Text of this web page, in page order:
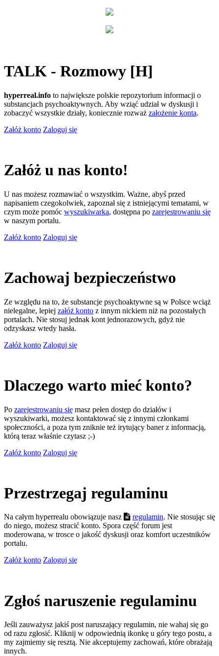
TALK - Rozmowy [H]
hyperreal.info to największe polskie repozytorium informacji o
substancjach psychoaktywnych. Aby wziąć udział w dyskusji i
zobaczyć wszystkie działy, koniecznie rozważ założenie konta.
Załóż konto Zaloguj się
Załóż u nas konto!
U nas możesz rozmawiać o wszystkim. Ważne, abyś przed
napisaniem czegokolwiek, zapoznał się z istniejącymi tematami, w
czym może pomóc wyszukiwarka, dostępna po zarejestrowaniu się
w naszym portalu.
Załóż konto Zaloguj się
Zachowaj bezpieczeństwo
Ze względu na to, że substancje psychoaktywne są w Polsce wciąż
nielegalne, lepiej załóż konto z innym nickiem niż na pozostałych
portalach. Nie stosuj jednak kont jednorazowych, gdyż nie
odzyskasz wtedy hasła.
Załóż konto Zaloguj się
Dlaczego warto mieć konto?
Po zarejestrowaniu się masz pełen dostęp do działów i
wyszukiwarki, możesz kontaktować się z innymi członkami
społeczności, a poza tym zniknie też irytujący baner z informacją,
którą teraz właśnie czytasz ;-)
Załóż konto Zaloguj się
Przestrzegaj regulaminu
Na całym hyperrealu obowiązuje nasz regulamin. Nie stosując się
do niego, możesz stracić konto. Spora część forum jest
moderowana, w trosce o jakość dyskusji oraz komfort uczestników
portalu.
Załóż konto Zaloguj się
Zgłoś naruszenie regulaminu
Jeśli zauważysz jakiś post naruszający regulamin, nie wahaj się go
od razu zgłosić. Kliknij w odpowiednią ikonkę u góry tego postu, a
my zajmiemy się resztą. Nie akceptujemy zachowań, które obrażają
innych.